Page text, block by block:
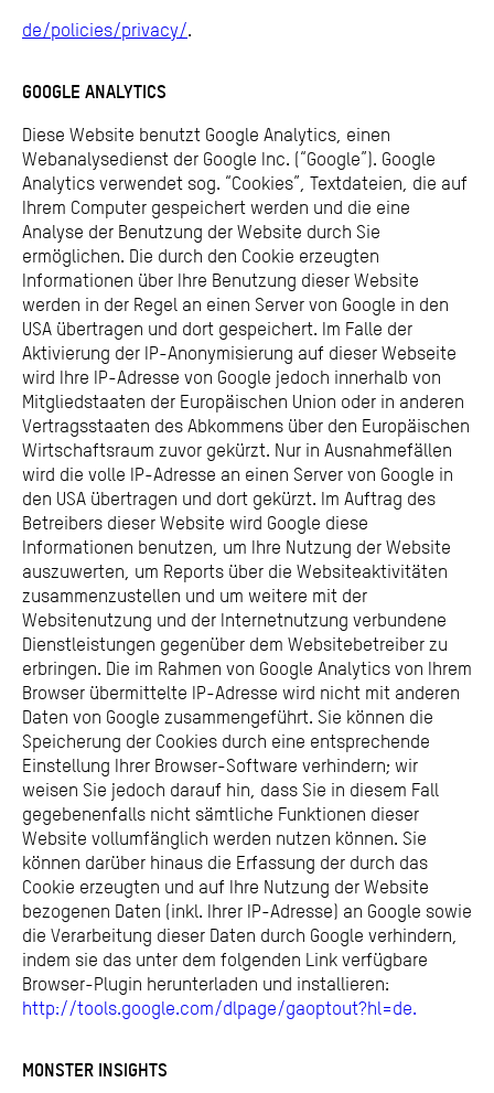
de/policies/privacy/.
GOOGLE ANALYTICS
Diese Website benutzt Google Analytics, einen
Webanalysedienst der Google Inc. (“Google”). Google
Analytics verwendet sog. “Cookies”, Textdateien, die auf
Ihrem Computer gespeichert werden und die eine
Analyse der Benutzung der Website durch Sie
ermöglichen. Die durch den Cookie erzeugten
Informationen über Ihre Benutzung dieser Website
werden in der Regel an einen Server von Google in den
USA übertragen und dort gespeichert. Im Falle der
Aktivierung der IP-Anonymisierung auf dieser Webseite
wird Ihre IP-Adresse von Google jedoch innerhalb von
Mitgliedstaaten der Europäischen Union oder in anderen
Vertragsstaaten des Abkommens über den Europäischen
Wirtschaftsraum zuvor gekürzt. Nur in Ausnahmefällen
wird die volle IP-Adresse an einen Server von Google in
den USA übertragen und dort gekürzt. Im Auftrag des
Betreibers dieser Website wird Google diese
Informationen benutzen, um Ihre Nutzung der Website
auszuwerten, um Reports über die Websiteaktivitäten
zusammenzustellen und um weitere mit der
Websitenutzung und der Internetnutzung verbundene
Dienstleistungen gegenüber dem Websitebetreiber zu
erbringen. Die im Rahmen von Google Analytics von Ihrem
Browser übermittelte IP-Adresse wird nicht mit anderen
Daten von Google zusammengeführt. Sie können die
Speicherung der Cookies durch eine entsprechende
Einstellung Ihrer Browser-Software verhindern; wir
weisen Sie jedoch darauf hin, dass Sie in diesem Fall
gegebenenfalls nicht sämtliche Funktionen dieser
Website vollumfänglich werden nutzen können. Sie
können darüber hinaus die Erfassung der durch das
Cookie erzeugten und auf Ihre Nutzung der Website
bezogenen Daten (inkl. Ihrer IP-Adresse) an Google sowie
die Verarbeitung dieser Daten durch Google verhindern,
indem sie das unter dem folgenden Link verfügbare
Browser-Plugin herunterladen und installieren:
http://tools.google.com/dlpage/gaoptout?hl=de.
MONSTER INSIGHTS